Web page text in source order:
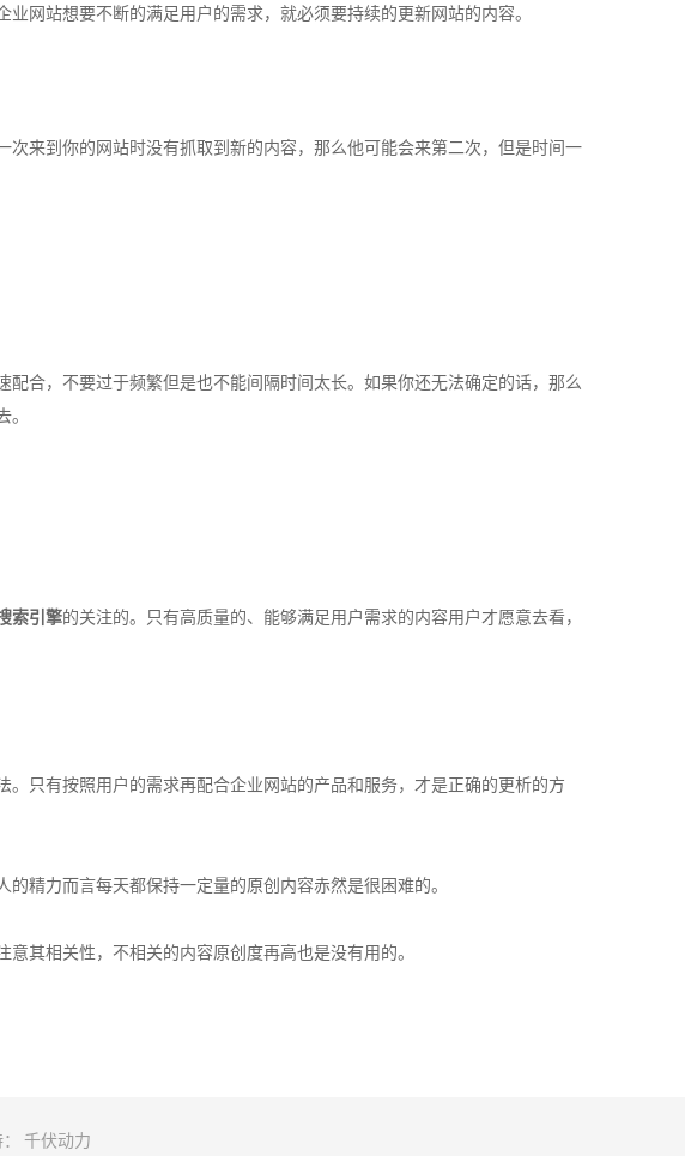
站想要不断的满足用户的需求，就必须要持续的更新网站的内容。
来到你的网站时没有抓取到新的内容，那么他可能会来第二次，但是时间一
配合，不要过于频繁但是也不能间隔时间太长。如果你还无法确定的话，那么
。
索引擎的关注的。只有高质量的、能够满足用户需求的内容用户才愿意去看，
。只有按照用户的需求再配合企业网站的产品和服务，才是正确的更析的方
精力而言每天都保持一定量的原创内容赤然是很困难的。
意其相关性，不相关的内容原创度再高也是没有用的。
千伏动力